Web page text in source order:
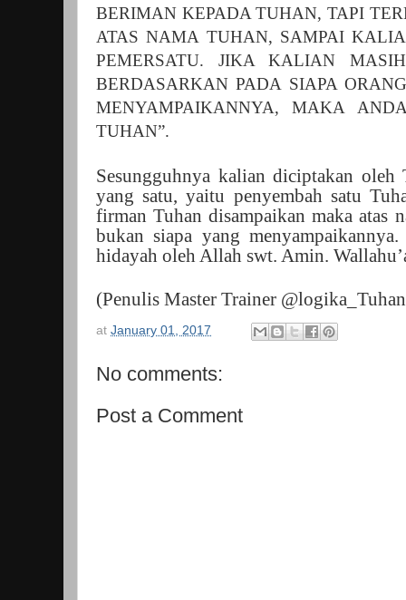
BERIMAN KEPADA TUHAN, TAPI
ATAS NAMA TUHAN, SAMPAI
PEMERSATU. JIKA KALIAN
BERDASARKAN PADA SIAPA
MENYAMPAIKANNYA, MAKA
TUHAN”.
Sesungguhnya kalian diciptakan
yang satu, yaitu penyembah satu
firman Tuhan disampaikan maka atas
bukan siapa yang
hidayah oleh Allah swt. Amin.
(Penulis Master Trainer
at January 01, 2017
No comments:
Post a Comment